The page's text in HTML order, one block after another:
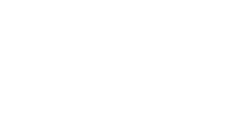
Wir bitten Sie um
Selbstverständlich werden